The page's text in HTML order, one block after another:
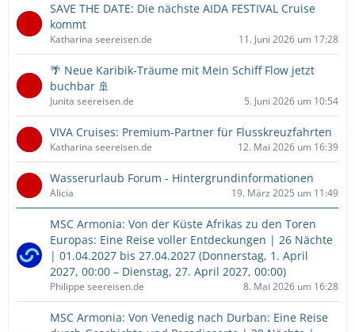
SAVE THE DATE: Die nächste AIDA FESTIVAL Cruise
kommt
Katharina seereisen.de 11. Juni 2026 um 17:28
🌴 Neue Karibik-Träume mit Mein Schiff Flow jetzt
buchbar 🚢
Junita seereisen.de 5. Juni 2026 um 10:54
VIVA Cruises: Premium-Partner für Flusskreuzfahrten
Katharina seereisen.de 12. Mai 2026 um 16:39
Wasserurlaub Forum - Hintergrundinformationen
Alicia 19. März 2025 um 11:49
MSC Armonia: Von der Küste Afrikas zu den Toren
Europas: Eine Reise voller Entdeckungen | 26 Nächte
| 01.04.2027 bis 27.04.2027 (Donnerstag, 1. April
2027, 00:00 – Dienstag, 27. April 2027, 00:00)
Philippe seereisen.de 8. Mai 2026 um 16:28
MSC Armonia: Von Venedig nach Durban: Eine Reise